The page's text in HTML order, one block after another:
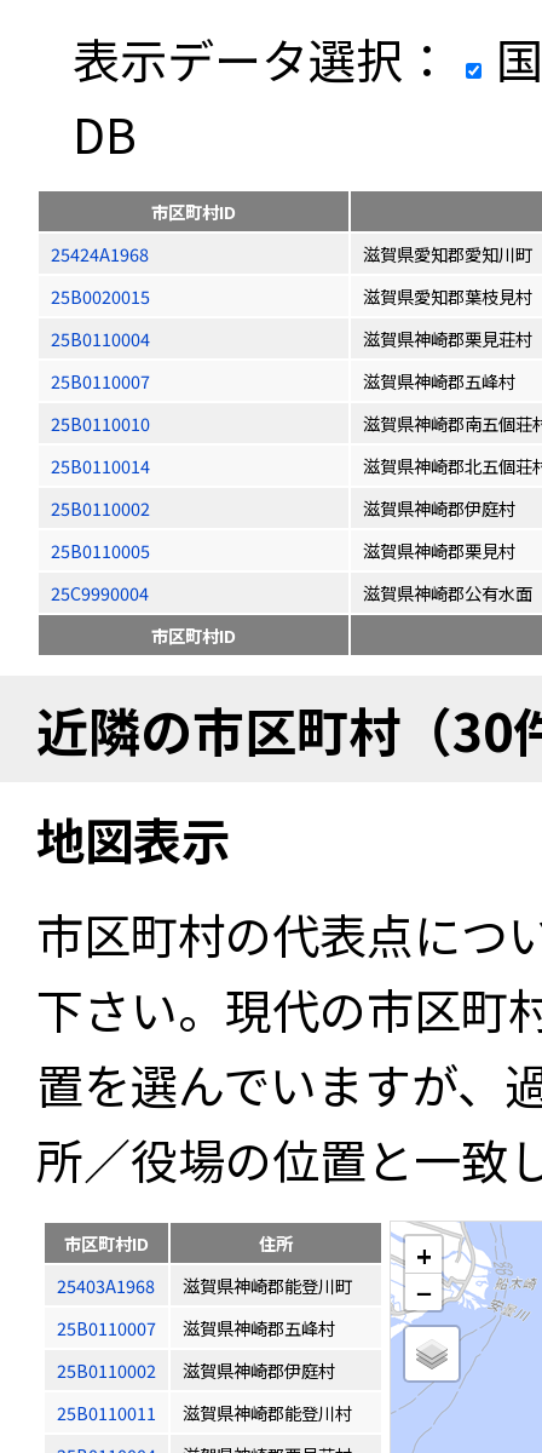
表示データ選択：
DB
市区町村ID
25424A1968
滋賀県愛知郡愛知川町
25B0020015
滋賀県愛知郡葉枝見村
25B0110004
滋賀県神崎郡栗見荘村
25B0110007
滋賀県神崎郡五峰村
25B0110010
滋賀県神崎郡南五個荘
25B0110014
滋賀県神崎郡北五個荘
25B0110002
滋賀県神崎郡伊庭村
25B0110005
滋賀県神崎郡栗見村
25C9990004
滋賀県神崎郡公有水面
市区町村ID
近隣の市区町村（30
地図表示
市区町村の代表点につ
下さい。現代の市区町
置を選んでいますが、
所／役場の位置と一致
市区町村ID
住所
25403A1968
滋賀県神崎郡能登川町
25B0110007
滋賀県神崎郡五峰村
25B0110002
滋賀県神崎郡伊庭村
25B0110011
滋賀県神崎郡能登川村
+
−